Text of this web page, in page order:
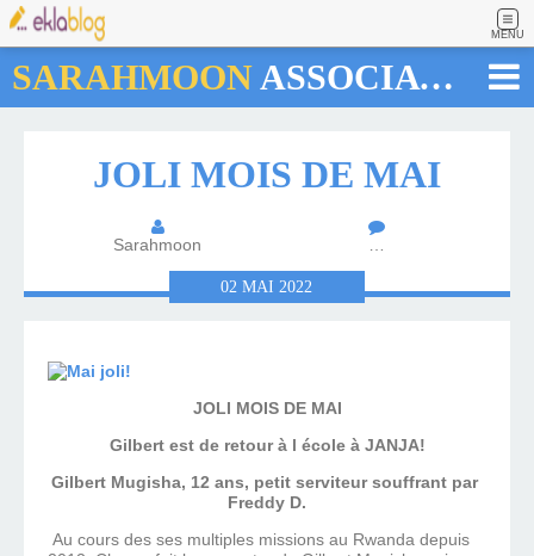
MENU
SARAHMOON ASSOCIATION
JOLI MOIS DE MAI
Sarahmoon …
02MAI2022
JOLI MOIS DE MAI
Gilbert est de retour à l école à JANJA!
Gilbert Mugisha, 12 ans, petit serviteur souffrant par
Freddy D.
Au cours des ses multiples missions au Rwanda depuis